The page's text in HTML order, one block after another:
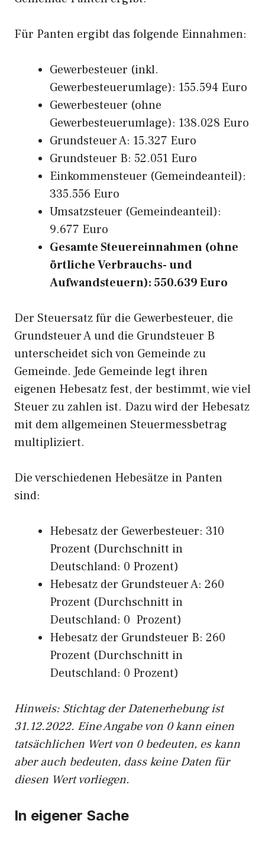
Für Panten ergibt das folgende Einnahmen:
Gewerbesteuer (inkl.
Gewerbesteuerumlage): 155.594 Euro
Gewerbesteuer (ohne
Gewerbesteuerumlage): 138.028 Euro
Grundsteuer A: 15.327 Euro
Grundsteuer B: 52.051 Euro
Einkommensteuer (Gemeindeanteil):
335.556 Euro
Umsatzsteuer (Gemeindeanteil):
9.677 Euro
Gesamte Steuereinnahmen (ohne
örtliche Verbrauchs- und
Aufwandsteuern): 550.639 Euro
Der Steuersatz für die Gewerbesteuer, die
Grundsteuer A und die Grundsteuer B
unterscheidet sich von Gemeinde zu
Gemeinde. Jede Gemeinde legt ihren
eigenen Hebesatz fest, der bestimmt, wie viel
Steuer zu zahlen ist. Dazu wird der Hebesatz
mit dem allgemeinen Steuermessbetrag
multipliziert.
Die verschiedenen Hebesätze in Panten
sind:
Hebesatz der Gewerbesteuer: 310
Prozent (Durchschnitt in
Deutschland: 0 Prozent)
Hebesatz der Grundsteuer A: 260
Prozent (Durchschnitt in
Deutschland: 0 Prozent)
Hebesatz der Grundsteuer B: 260
Prozent (Durchschnitt in
Deutschland: 0 Prozent)
Hinweis: Stichtag der Datenerhebung ist
31.12.2022. Eine Angabe von 0 kann einen
tatsächlichen Wert von 0 bedeuten, es kann
aber auch bedeuten, dass keine Daten für
diesen Wert vorliegen.
In eigener Sache